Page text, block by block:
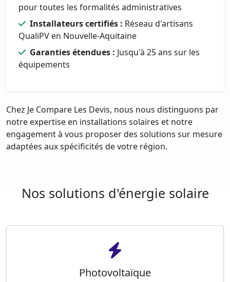
pour toutes les formalités administratives
Installateurs certifiés : Réseau d'artisans
QualiPV en Nouvelle-Aquitaine
Garanties étendues : Jusqu'à 25 ans sur les
équipements
Chez Je Compare Les Devis, nous nous distinguons par
notre expertise en installations solaires et notre
engagement à vous proposer des solutions sur mesure
adaptées aux spécificités de votre région.
Nos solutions d'énergie solaire
Photovoltaïque